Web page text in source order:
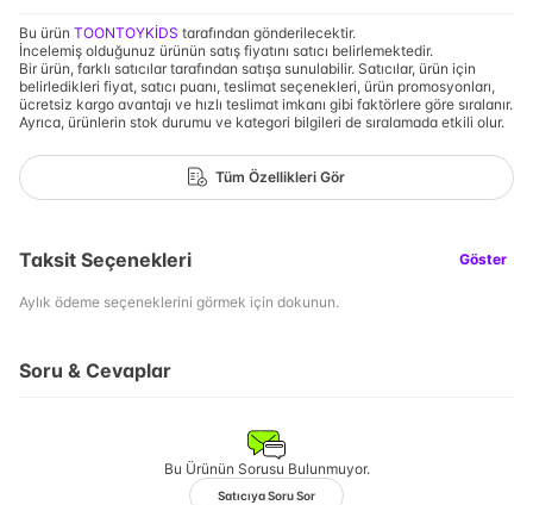
Bu ürün TOONTOYKİDS tarafından gönderilecektir.
İncelemiş olduğunuz ürünün satış fiyatını satıcı belirlemektedir.
Bir ürün, farklı satıcılar tarafından satışa sunulabilir. Satıcılar, ürün için
belirledikleri fiyat, satıcı puanı, teslimat seçenekleri, ürün promosyonları,
ücretsiz kargo avantajı ve hızlı teslimat imkanı gibi faktörlere göre sıralanır.
Ayrıca, ürünlerin stok durumu ve kategori bilgileri de sıralamada etkili olur.
Tüm Özellikleri Gör
Taksit Seçenekleri Göster
Aylık ödeme seçeneklerini görmek için dokunun.
Soru & Cevaplar
Bu Ürünün Sorusu Bulunmuyor.
Satıcıya Soru Sor